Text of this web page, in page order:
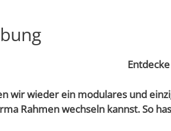
wir wieder ein modulares und
Rahmen wechseln kannst. So